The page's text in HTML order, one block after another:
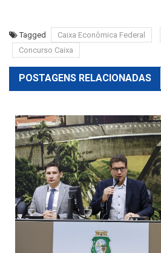
Tagged Caixa Econômica Federal
Concurso Caixa
POSTAGENS RELACIONADAS